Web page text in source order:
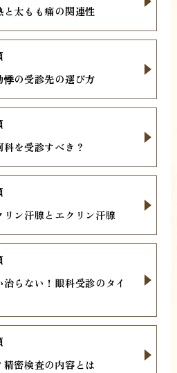
太もも痛の関連性
の受診先の選び方
を受診すべき？
ン汗腺とエクリン汗腺
らない！眼科受診のタイ
密検査の内容とは